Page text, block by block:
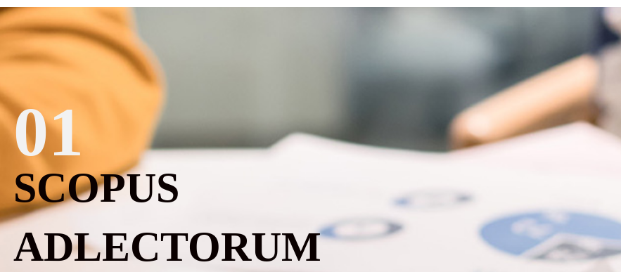
01
SCOPUS
ADLECTORUM